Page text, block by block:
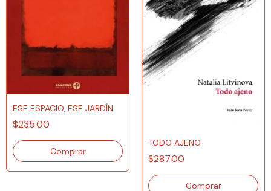
ESE ESPACIO, ESE JARDÍN
$235.00
TODO AJENO
$287.00